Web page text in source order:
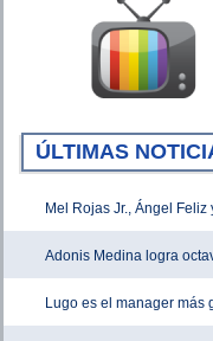
ÚLTIMAS
Mel Rojas Jr., Ángel
Adonis Medina logra
Lugo es el manager más